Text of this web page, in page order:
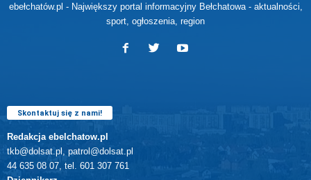
ebełchatów.pl - Największy portal informacyjny Bełchatowa - aktualności,
sport, ogłoszenia, region
Skontaktuj się z nami!
Redakcja ebelchatow.pl
tkb@dolsat.pl, patrol@dolsat.pl
44 635 08 07, tel. 601 307 761